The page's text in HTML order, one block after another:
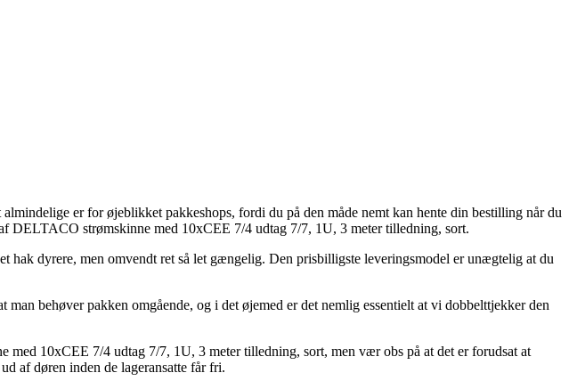
er for øjeblikket pakkeshops, fordi du på den måde nemt kan hente din bestilling når du
DELTACO strømskinne med 10xCEE 7/4 udtag 7/7, 1U, 3 meter tilledning, sort.
dyrere, men omvendt ret så let gængelig. Den prisbilligste leveringsmodel er unægtelig at du
behøver pakken omgående, og i det øjemed er det nemlig essentielt at vi dobbelttjekker den
10xCEE 7/4 udtag 7/7, 1U, 3 meter tilledning, sort, men vær obs på at det er forudsat at
af døren inden de lageransatte får fri.